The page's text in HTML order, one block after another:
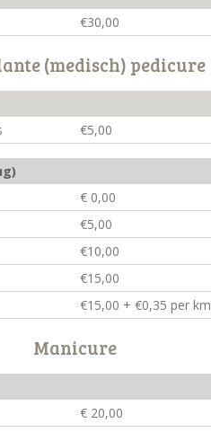
€30,00
(medisch) pedicure
€5,00
€ 0,00
€5,00
€10,00
€15,00
€15,00 + €0,35 per km
Manicure
€ 20,00